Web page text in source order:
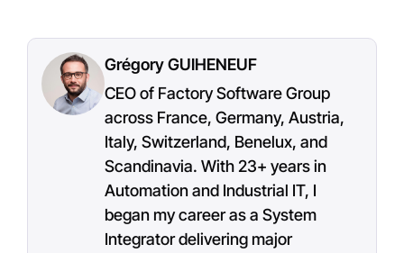
Grégory GUIHENEUF
CEO of Factory Software Group
across France, Germany, Austria,
Italy, Switzerland, Benelux, and
Scandinavia. With 23+ years in
Automation and Industrial IT, I
began my career as a System
Integrator delivering major